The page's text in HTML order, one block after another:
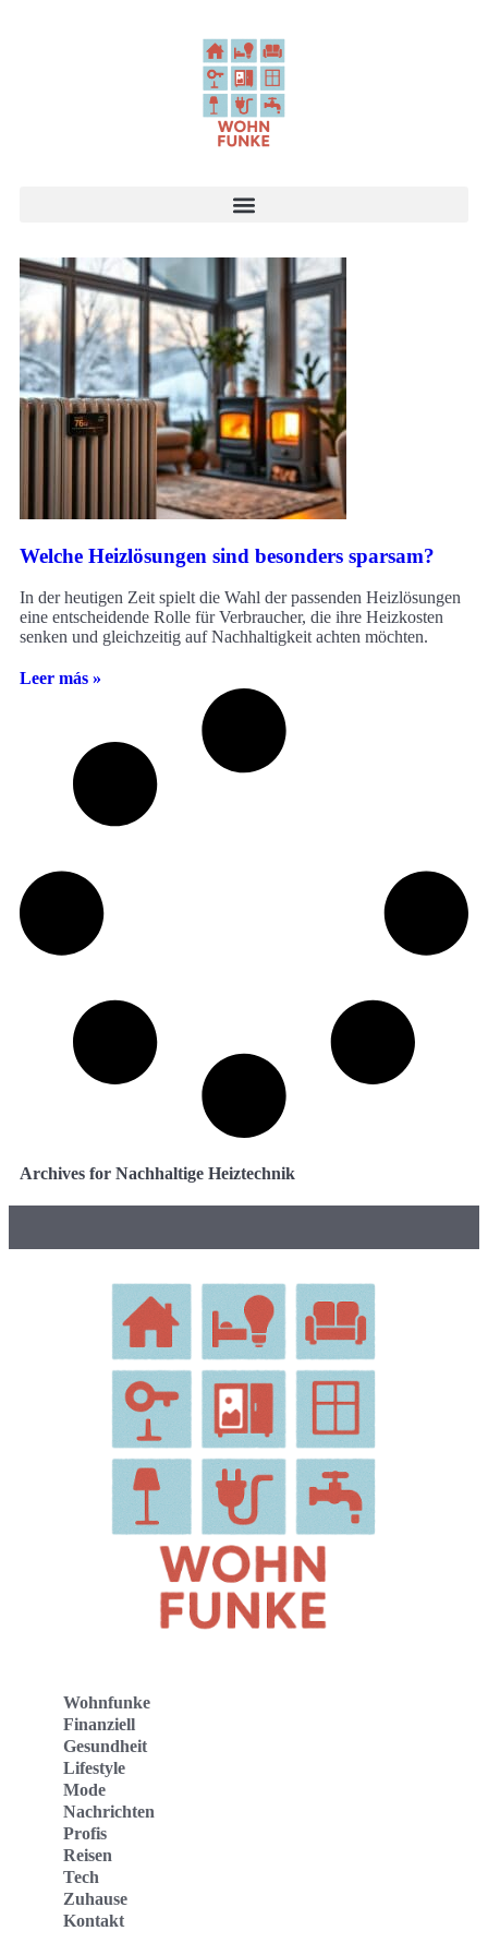
Welche Heizlösungen sind besonders sparsam?
In der heutigen Zeit spielt die Wahl der passenden Heizlösungen
eine entscheidende Rolle für Verbraucher, die ihre Heizkosten
senken und gleichzeitig auf Nachhaltigkeit achten möchten.
Leer más »
Archives for Nachhaltige Heiztechnik
Wohnfunke
Finanziell
Gesundheit
Lifestyle
Mode
Nachrichten
Profis
Reisen
Tech
Zuhause
Kontakt